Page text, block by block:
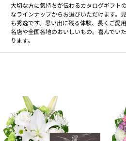
大切な方に気持ちが伝わるカタログギフト
なラインナップからお選びいただけます。
も秀逸です。思い出に残る体験、長くご愛
名店や全国各地のおいしいもの。喜んでい
ります。